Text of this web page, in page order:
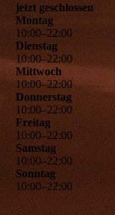
jetzt geschlossen
Montag
10:00–22:00
Dienstag
10:00–22:00
Mittwoch
10:00–22:00
Donnerstag
10:00–22:00
Freitag
10:00–22:00
Samstag
10:00–22:00
Sonntag
10:00–22:00